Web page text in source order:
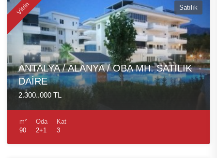
Vitrin Satılık
ANTALYA / ALANYA / OBA MH. SATILIK
DAİRE
2.300..000 TL
m²
90
Oda
2+1
Kat
3